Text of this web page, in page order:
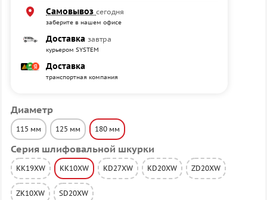
Диаметр
115 мм 125 мм 180 мм
Серия шлифовальной шкурки
KK19XW KK10XW KD27XW KD20XW ZD20XW
ZK10XW SD20XW
Самовывоз сегодня
заберите в нашем офисе
Доставка завтра
курьером SYSTEM
Доставка
транспортная компания